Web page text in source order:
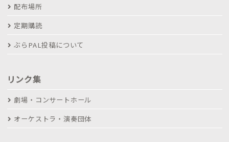
配布場所
定期購読
ぶらPAL投稿について
リンク集
劇場・コンサートホール
オーケストラ・演奏団体